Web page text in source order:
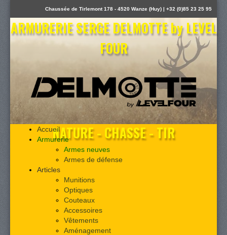
Chaussée de Tirlemont 178 - 4520 Wanze (Huy) | +32 (0)85 23 25 95
ARMURERIE SERGE DELMOTTE by LEVEL
FOUR
NATURE - CHASSE - TIR
Accueil
Armurerie
Armes neuves
Armes de défense
Articles
Munitions
Optiques
Couteaux
Accessoires
Vêtements
Aménagement